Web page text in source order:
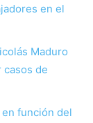
en el
Maduro
casos de
función del